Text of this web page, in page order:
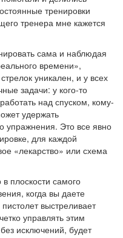
тренировки
тренера мне кажется
сама и наблюдая
времени»,
уникален, и у всех
задачи: у кого-то
над спуском, кому-
удержать
упражнения. Это все явно
для каждой
«лекарство» или схема
плоскости самого
когда вы даете
выстреливает
управлять этим
исключений, будет